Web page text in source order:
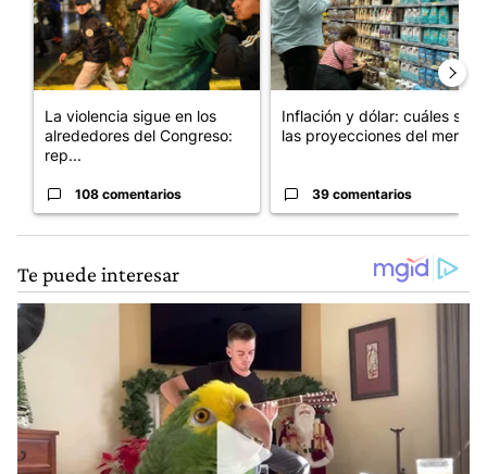
La violencia sigue en los
alrededores del Congreso:
rep...
108 comentarios
Inflación y dólar: cuáles son
las proyecciones del merc...
39 comentarios